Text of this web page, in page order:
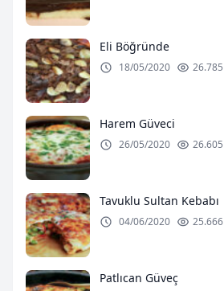
Eli Böğründe
18/05/2020 26.785
Harem Güveci
26/05/2020 26.605
Tavuklu Sultan Kebabı
04/06/2020 25.666
Patlıcan Güveç